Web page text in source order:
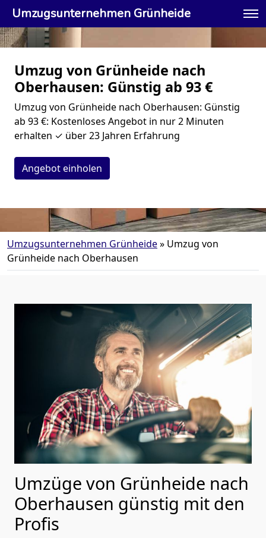
Umzugsunternehmen Grünheide
Umzug von Grünheide nach
Oberhausen: Günstig ab 93 €
Umzug von Grünheide nach Oberhausen: Günstig
ab 93 €: Kostenloses Angebot in nur 2 Minuten
erhalten ✓ über 23 Jahren Erfahrung
Angebot einholen
Umzugsunternehmen Grünheide» Umzug von
Grünheide nach Oberhausen
Umzüge von Grünheide nach
Oberhausen günstig mit den
Profis